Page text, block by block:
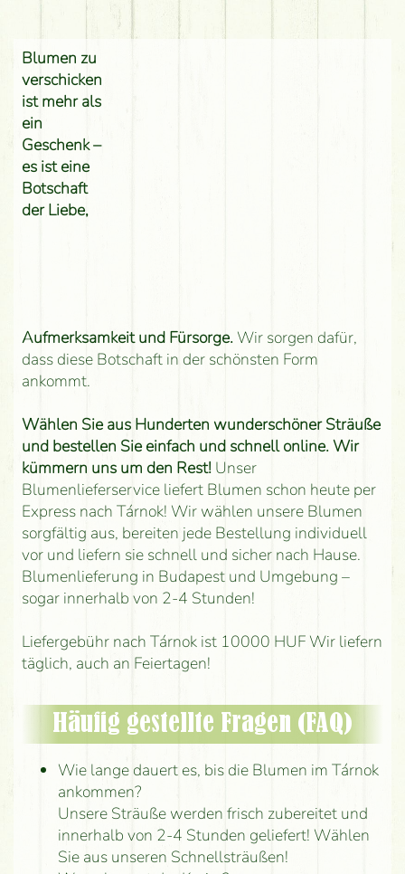
Blumen zu
verschicken
ist mehr als
ein
Geschenk –
es ist eine
Botschaft
der Liebe,
Aufmerksamkeit und Fürsorge.Wir sorgen dafür,
dass diese Botschaft in der schönsten Form
ankommt.
Wählen Sie aus Hunderten wunderschöner Sträuße
und bestellen Sie einfach und schnell online. Wir
kümmern uns um den Rest!Unser
Blumenlieferservice liefert Blumen schon heute per
Express nach Tárnok! Wir wählen unsere Blumen
sorgfältig aus, bereiten jede Bestellung individuell
vor und liefern sie schnell und sicher nach Hause.
Blumenlieferung in Budapest und Umgebung –
sogar innerhalb von 2-4 Stunden!
Liefergebühr nach Tárnok ist 10000 HUF Wir liefern
täglich, auch an Feiertagen!
Häufig gestellte Fragen (FAQ)
Wie lange dauert es, bis die Blumen im Tárnok
ankommen?
Unsere Sträuße werden frisch zubereitet und
innerhalb von 2-4 Stunden geliefert! Wählen
Sie aus unseren Schnellsträußen!